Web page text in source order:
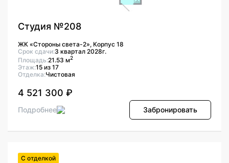
Студия №208
ЖК «Стороны света-2», Корпус 18
Срок сдачи:3 квартал 2028г.
Площадь:21.53 м2
Этаж:15 из 17
Отделка:Чистовая
4 521 300 ₽
Подробнее Забронировать
С отделкой